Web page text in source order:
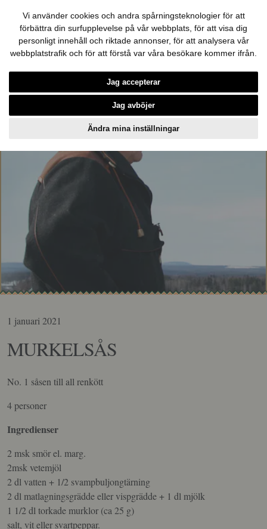
Vi använder cookies och andra spårningsteknologier för att
förbättra din surfupplevelse på vår webbplats, för att visa dig
personligt innehåll och riktade annonser, för att analysera vår
webbplatstrafik och för att förstå var våra besökare kommer ifrån.
Jag accepterar
Jag avböjer
Ändra mina inställningar
Hoppa till innehållet
1 januari 2021
MURKELSÅS
No. 1 såsen till all renkött
4 personer
Ingredienser
2 msk smör el. marg.
2msk vetemjöl
2 dl vatten + 1/2 svampbuljongtärning
2 dl matlagningsgrädde eller vispgrädde + 1 dl mjölk
1 1/2 dl torkade murklor (ca 25 g)
salt, vit eller svartpeppar.